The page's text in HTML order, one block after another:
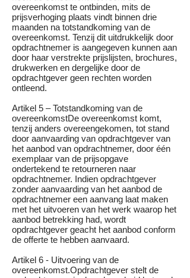
overeenkomst te ontbinden, mits de
prijsverhoging plaats vindt binnen drie
maanden na totstandkoming van de
overeenkomst. Tenzij dit uitdrukkelijk door
opdrachtnemer is aangegeven kunnen aan
door haar verstrekte prijslijsten, brochures,
drukwerken en dergelijke door de
opdrachtgever geen rechten worden
ontleend.
Artikel 5 – Totstandkoming van de
overeenkomstDe overeenkomst komt,
tenzij anders overeengekomen, tot stand
door aanvaarding van opdrachtgever van
het aanbod van opdrachtnemer, door één
exemplaar van de prijsopgave
ondertekend te retourneren naar
opdrachtnemer. Indien opdrachtgever
zonder aanvaarding van het aanbod de
opdrachtnemer een aanvang laat maken
met het uitvoeren van het werk waarop het
aanbod betrekking had, wordt
opdrachtgever geacht het aanbod conform
de offerte te hebben aanvaard.
Artikel 6 - Uitvoering van de
overeenkomst.Opdrachtgever stelt de